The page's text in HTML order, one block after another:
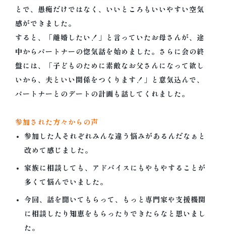
とで、愚痴だけではなく、 いいところもいいやすい空気
感ができました。
すると、「離婚したい！」と言っていたお母さんが、 途
中からパートナーの惚気話を始めました。さらに会の終
盤には、
「子どものために素敵なお父さんになって欲し
いから、 夫といい関係をつくります！」と意気込んで、
パートナーとのデートの計画も話してくれました。
参加された方々からの声
参加した人それぞれみんな違う悩みがあるんだなぁと
改めて感じま した。
家族に相談しても、
アドバイスにもやもやすることが
多くて悩んでいました。
今回、話を聞いてもらって、
もっと専門家や支援機関
に相談したり知恵をもらったりできたらな と思いまし
た。